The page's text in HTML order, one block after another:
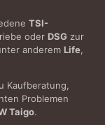
TSI-
oder DSG zur
anderem Life,
Kaufberatung,
Problemen
Taigo.